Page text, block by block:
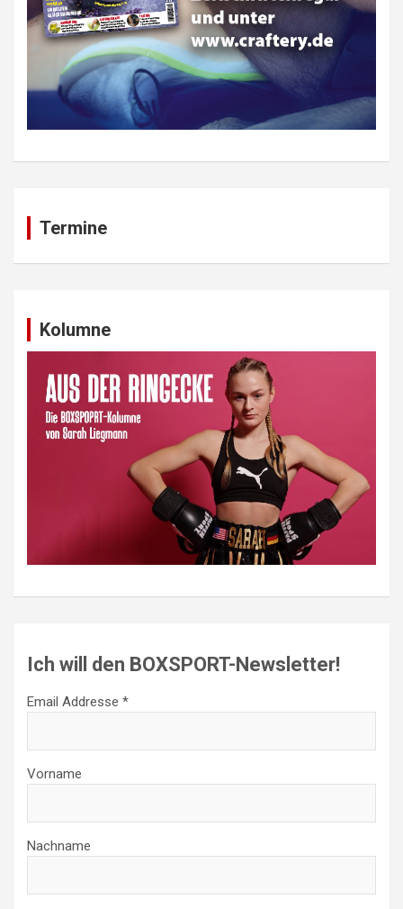
Termine
Kolumne
Ich will den BOXSPORT-Newsletter!
Email Addresse *
Vorname
Nachname